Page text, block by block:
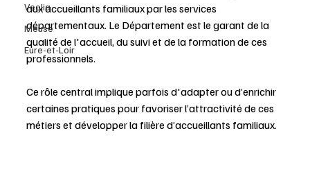
Veolia
Meuse
Eure-et-Loir
aux accueillants familiaux par les services
départementaux. Le Département est le garant de la
qualité de l'accueil, du suivi et de la formation de ces
professionnels.
Ce rôle central implique parfois d'adapter ou d’enrichir
certaines pratiques pour favoriser l’attractivité de ces
métiers et développer la filière d’accueillants familiaux.